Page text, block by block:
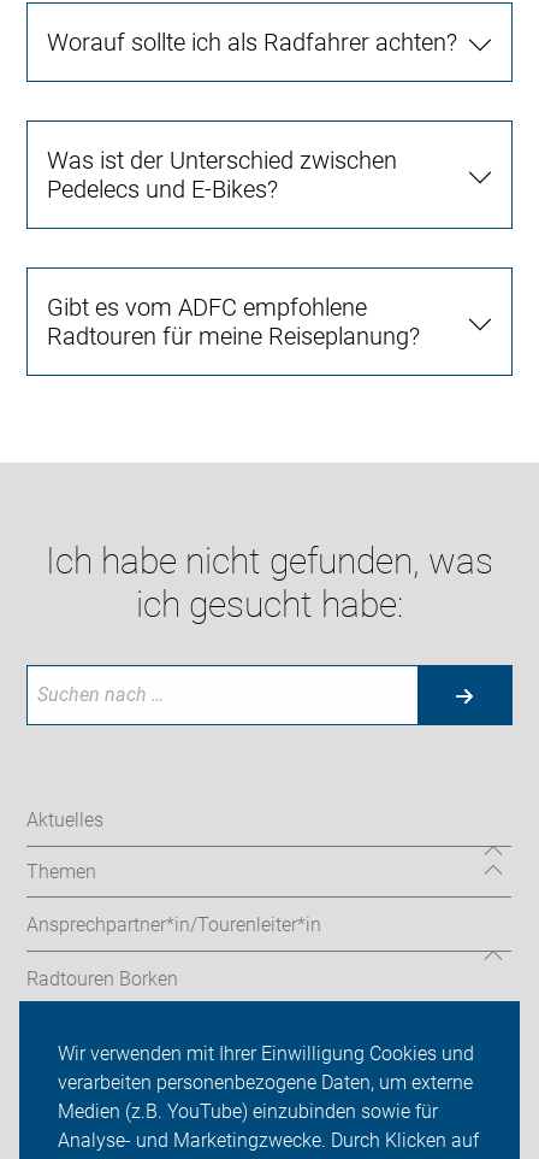
Wir verwenden mit Ihrer Einwilligung Cookies und
verarbeiten personenbezogene Daten, um externe
Medien (z.B. YouTube) einzubinden sowie für
Analyse- und Marketingzwecke. Durch Klicken auf
Worauf sollte ich als Radfahrer achten?
Was ist der Unterschied zwischen
Pedelecs und E-Bikes?
Gibt es vom ADFC empfohlene
Radtouren für meine Reiseplanung?
Ich habe nicht gefunden, was
ich gesucht habe:
Aktuelles
Themen
Ansprechpartner*in/Tourenleiter*in
Radtouren Borken
ADFC Borken
Sei dabei